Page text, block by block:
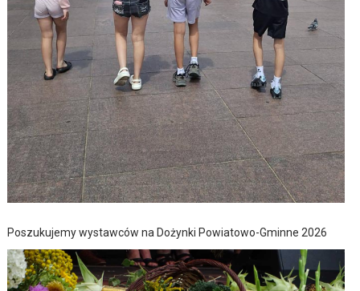
Poszukujemy wystawców na Dożynki Powiatowo-Gminne 2026